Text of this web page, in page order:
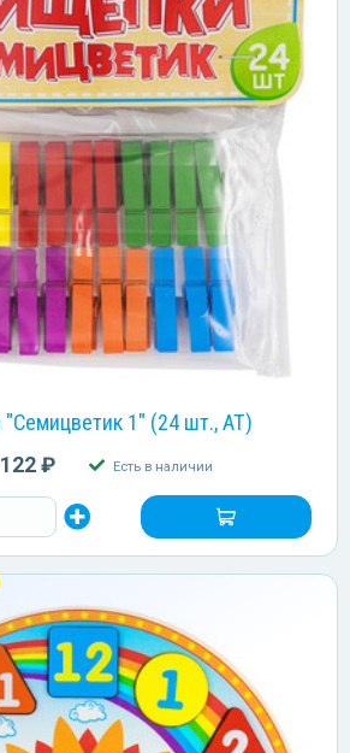
1" (24 шт., АТ)
122 ₽ Есть в наличии